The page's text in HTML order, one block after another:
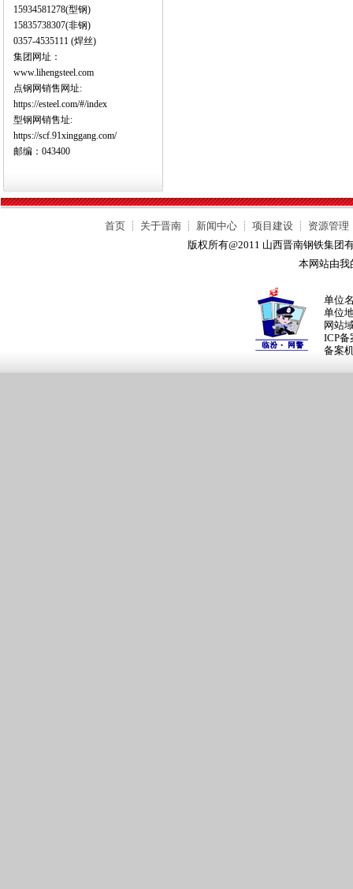
15934581278(型钢)
15835738307(非钢)
0357-4535111 (焊丝)
集团网址：
www.lihengsteel.com
点钢网销售网址:
https://esteel.com/#/index
型钢网销售址:
https://scf.91xinggang.com/
邮编：043400
首页 ┊ 关于晋南 ┊ 新闻中心 ┊ 项目建设 ┊ 资源管理
版权所有@2011 山西晋南钢铁集团
本网站由我
单位
单位
网站
ICP备
备案